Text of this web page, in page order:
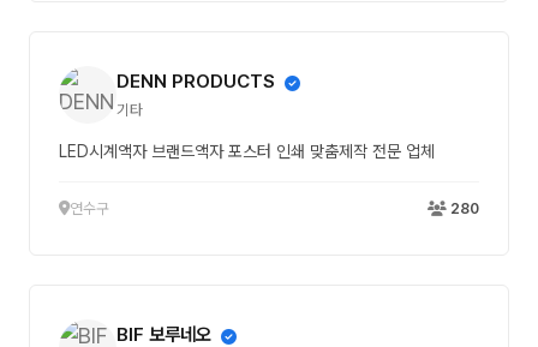
DENN PRODUCTS
기타
LED시계액자 브랜드액자 포스터 인쇄 맞춤제작 전문 업체
연수구 280
BIF 보루네오